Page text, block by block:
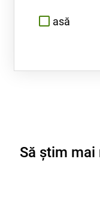
asă
Să știm mai